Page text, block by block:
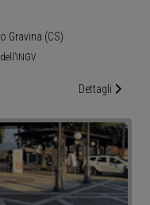
Gravina (CS)
Dettagli